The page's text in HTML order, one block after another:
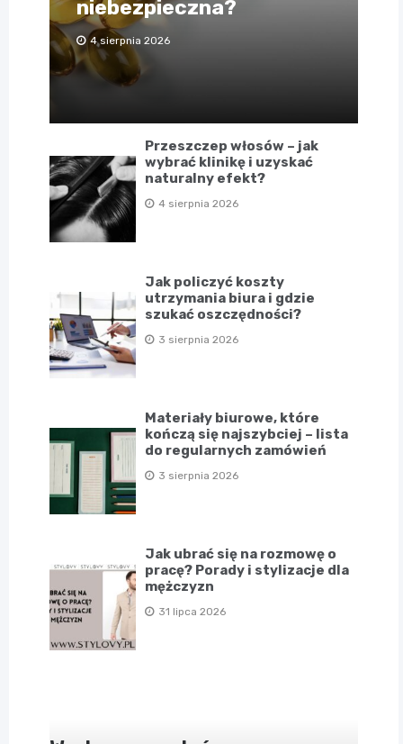
niebezpieczna?
4 sierpnia 2026
Przeszczep włosów – jak
wybrać klinikę i uzyskać
naturalny efekt?
4 sierpnia 2026
Jak policzyć koszty
utrzymania biura i gdzie
szukać oszczędności?
3 sierpnia 2026
Materiały biurowe, które
kończą się najszybciej – lista
do regularnych zamówień
3 sierpnia 2026
Jak ubrać się na rozmowę o
pracę? Porady i stylizacje dla
mężczyzn
31 lipca 2026